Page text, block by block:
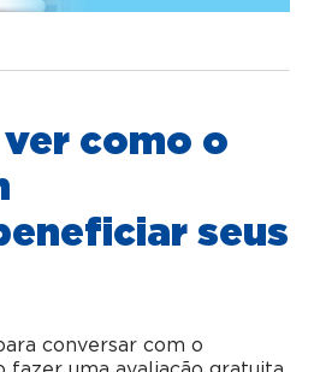
ver como o
seus
conversar com o